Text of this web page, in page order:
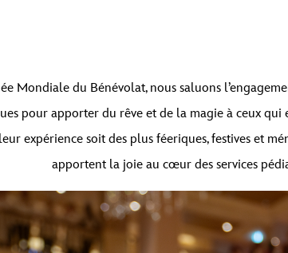
Mondiale du Bénévolat, nous saluons
pour apporter du rêve et de la magie à ceux qui
expérience soit des plus féeriques, festives et
apportent la joie au cœur des services